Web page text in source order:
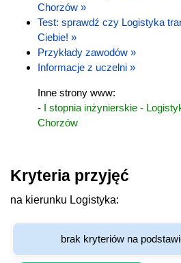
Chorzów »
Test: sprawdź czy Logistyka
Ciebie! »
Przykłady zawodów »
Informacje z uczelni »
Inne strony www:
- I stopnia inżynierskie -
Chorzów
Kryteria przyjęć
na kierunku Logistyka:
brak kryteriów na